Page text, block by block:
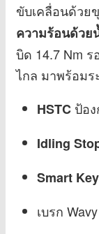
ขับเคลื่อนด้วย
ความร้อนด้วย
บิด 14.7 Nm ร
ไกล มาพร้อมร
HSTC ป้อ
Idling
Smart Key
เบรก